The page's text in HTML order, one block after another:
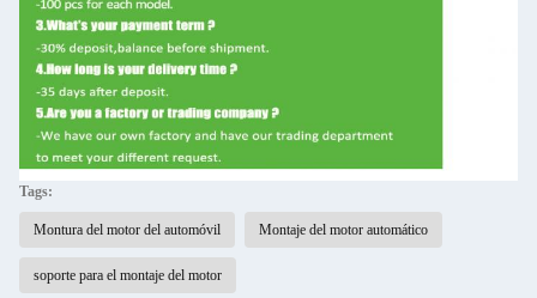
Tags:
Montura del motor del automóvil Montaje del motor automático
soporte para el montaje del motor